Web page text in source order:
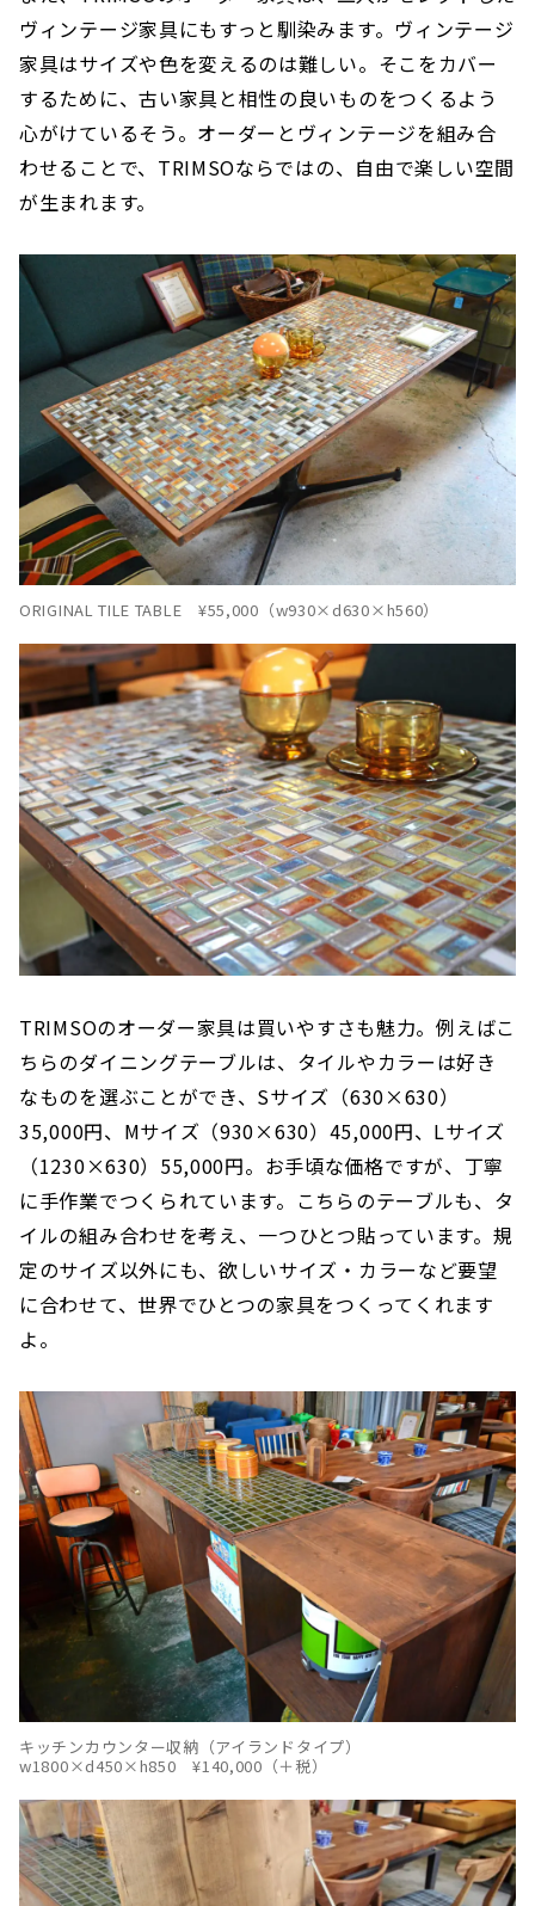
ヴィンテージ家具にもすっと馴染みます。ヴィンテージ
家具はサイズや色を変えるのは難しい。そこをカバー
するために、古い家具と相性の良いものをつくるよう
心がけているそう。オーダーとヴィンテージを組み合
わせることで、TRIMSOならではの、自由で楽しい空間
が生まれます。
ORIGINAL TILE TABLE ¥55,000（w930×d630×h560）
TRIMSOのオーダー家具は買いやすさも魅力。例えばこ
ちらのダイニングテーブルは、タイルやカラーは好き
なものを選ぶことができ、Sサイズ（630×630）
35,000円、Mサイズ（930×630）45,000円、Lサイズ
（1230×630）55,000円。お手頃な価格ですが、丁寧
に手作業でつくられています。こちらのテーブルも、タ
イルの組み合わせを考え、一つひとつ貼っています。規
定のサイズ以外にも、欲しいサイズ・カラーなど要望
に合わせて、世界でひとつの家具をつくってくれます
よ。
キッチンカウンター収納（アイランドタイプ）
w1800×d450×h850 ¥140,000（＋税）